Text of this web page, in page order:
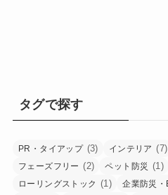
タグで探す
PR・タイアップ (3) インテリア (7)
フェーズフリー (2) ペット防災 (1)
ローリングストック (1) 企業防災・